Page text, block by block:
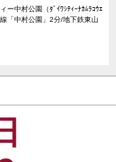
ー中村公園（ﾀﾞｲﾜｼﾃｨｰﾅｶﾑﾗｺｳｴ
「中村公園」2分/地下鉄東山